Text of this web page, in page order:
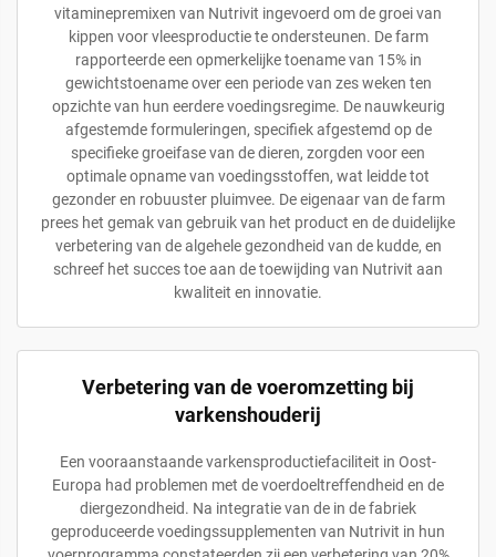
vitaminepremixen van Nutrivit ingevoerd om de groei van
kippen voor vleesproductie te ondersteunen. De farm
rapporteerde een opmerkelijke toename van 15% in
gewichtstoename over een periode van zes weken ten
opzichte van hun eerdere voedingsregime. De nauwkeurig
afgestemde formuleringen, specifiek afgestemd op de
specifieke groeifase van de dieren, zorgden voor een
optimale opname van voedingsstoffen, wat leidde tot
gezonder en robuuster pluimvee. De eigenaar van de farm
prees het gemak van gebruik van het product en de duidelijke
verbetering van de algehele gezondheid van de kudde, en
schreef het succes toe aan de toewijding van Nutrivit aan
kwaliteit en innovatie.
Verbetering van de voeromzetting bij
varkenshouderij
Een vooraanstaande varkensproductiefaciliteit in Oost-
Europa had problemen met de voerdoeltreffendheid en de
diergezondheid. Na integratie van de in de fabriek
geproduceerde voedingssupplementen van Nutrivit in hun